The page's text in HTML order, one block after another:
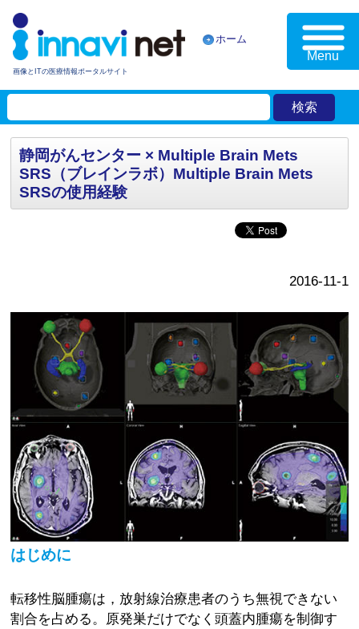
画像とITの医療情報ポータルサイト
ホーム
Menu
静岡がんセンター × Multiple Brain Mets
SRS（ブレインラボ）Multiple Brain Mets
SRSの使用経験
2016-11-1
はじめに
転移性脳腫瘍は，放射線治療患者のうち無視できない
割合を占める。原発巣だけでなく頭蓋内腫瘍を制御す